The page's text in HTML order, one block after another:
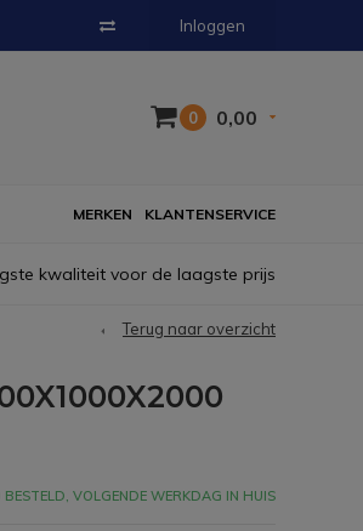
Inloggen
0 0,00
KLANTENSERVICE
MERKEN
kwaliteit voor de laagste prijs
Terug naar overzicht
VOLGENDE WERKDAG IN HUIS